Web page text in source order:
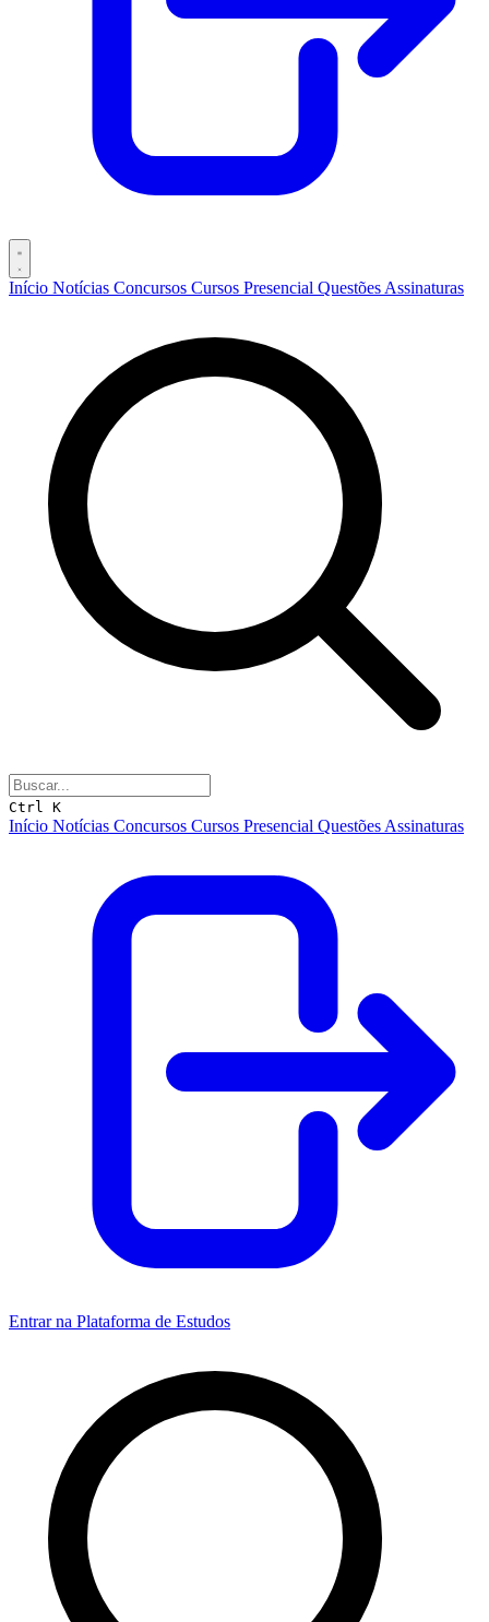
Início Notícias Concursos Cursos Presencial Questões Assinaturas
Ctrl K
Início Notícias Concursos Cursos Presencial Questões Assinaturas
Entrar na Plataforma de Estudos